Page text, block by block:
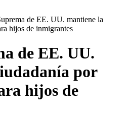
de EE. UU. mantiene la
hijos de inmigrantes
de EE. UU.
por
hijos de